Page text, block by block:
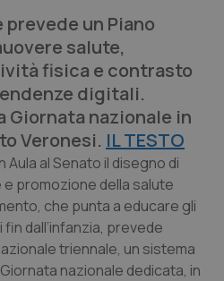
un Piano
salute,
fisica e contrasto
digitali.
Giornata nazionale in
Veronesi. IL TESTO
al Senato il disegno di
promozione della salute
che punta a educare gli
dall’infanzia, prevede
triennale, un sistema
nazionale dedicata, in